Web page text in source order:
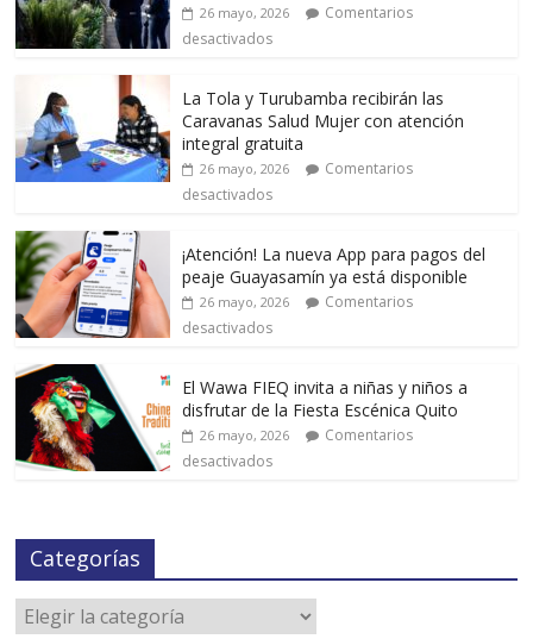
26 mayo, 2026
Comentarios
desactivados
La Tola y Turubamba recibirán las
Caravanas Salud Mujer con atención
integral gratuita
26 mayo, 2026
Comentarios
desactivados
¡Atención! La nueva App para pagos del
peaje Guayasamín ya está disponible
26 mayo, 2026
Comentarios
desactivados
El Wawa FIEQ invita a niñas y niños a
disfrutar de la Fiesta Escénica Quito
26 mayo, 2026
Comentarios
desactivados
Categorías